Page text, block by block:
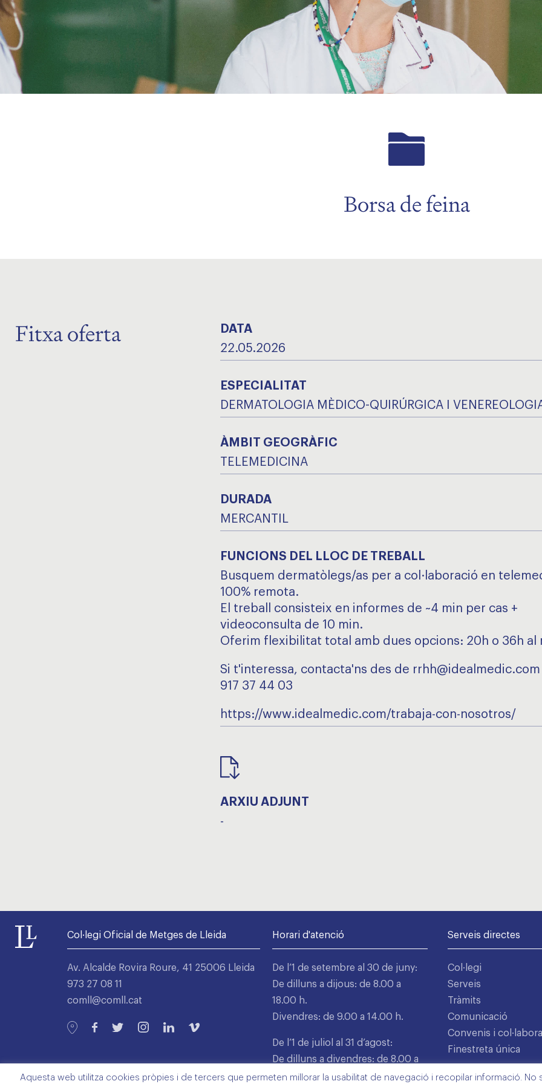
Borsa de feina
Fitxa oferta
DATA
22.05.2026
ESPECIALITAT
DERMATOLOGIA MÈDICO-QUIRÚRGICA I
ÀMBIT GEOGRÀFIC
TELEMEDICINA
DURADA
MERCANTIL
FUNCIONS DEL LLOC DE TREBALL
Busquem dermatòlegs/as per a col·laboració en
100% remota.
El treball consisteix en informes de ~4 min per cas +
videoconsulta de 10 min.
Oferim flexibilitat total amb dues opcions: 20h o 36h al
Si t'interessa, contacta'ns des de rrhh@idealmedic.com
917 37 44 03
https://www.idealmedic.com/trabaja-con-nosotros/
ARXIU ADJUNT
-
Col·legi Oficial de Metges de Lleida
Av. Alcalde Rovira Roure, 41 25006 Lleida
973 27 08 11
comll@comll.cat
Horari d'atenció
De l’1 de setembre al 30 de juny:
De dilluns a dijous: de 8.00 a
18.00 h.
Divendres: de 9.00 a 14.00 h.
De l’1 de juliol al 31 d’agost:
De dilluns a divendres: de 8.00 a
15.00 h.
Serveis directes
Col·legi
Serveis
Tràmits
Comunicació
Convenis i
Finestreta única
Aquesta web utilitza cookies pròpies i de tercers que permeten millorar la usabilitat de navegació i recopilar informació.